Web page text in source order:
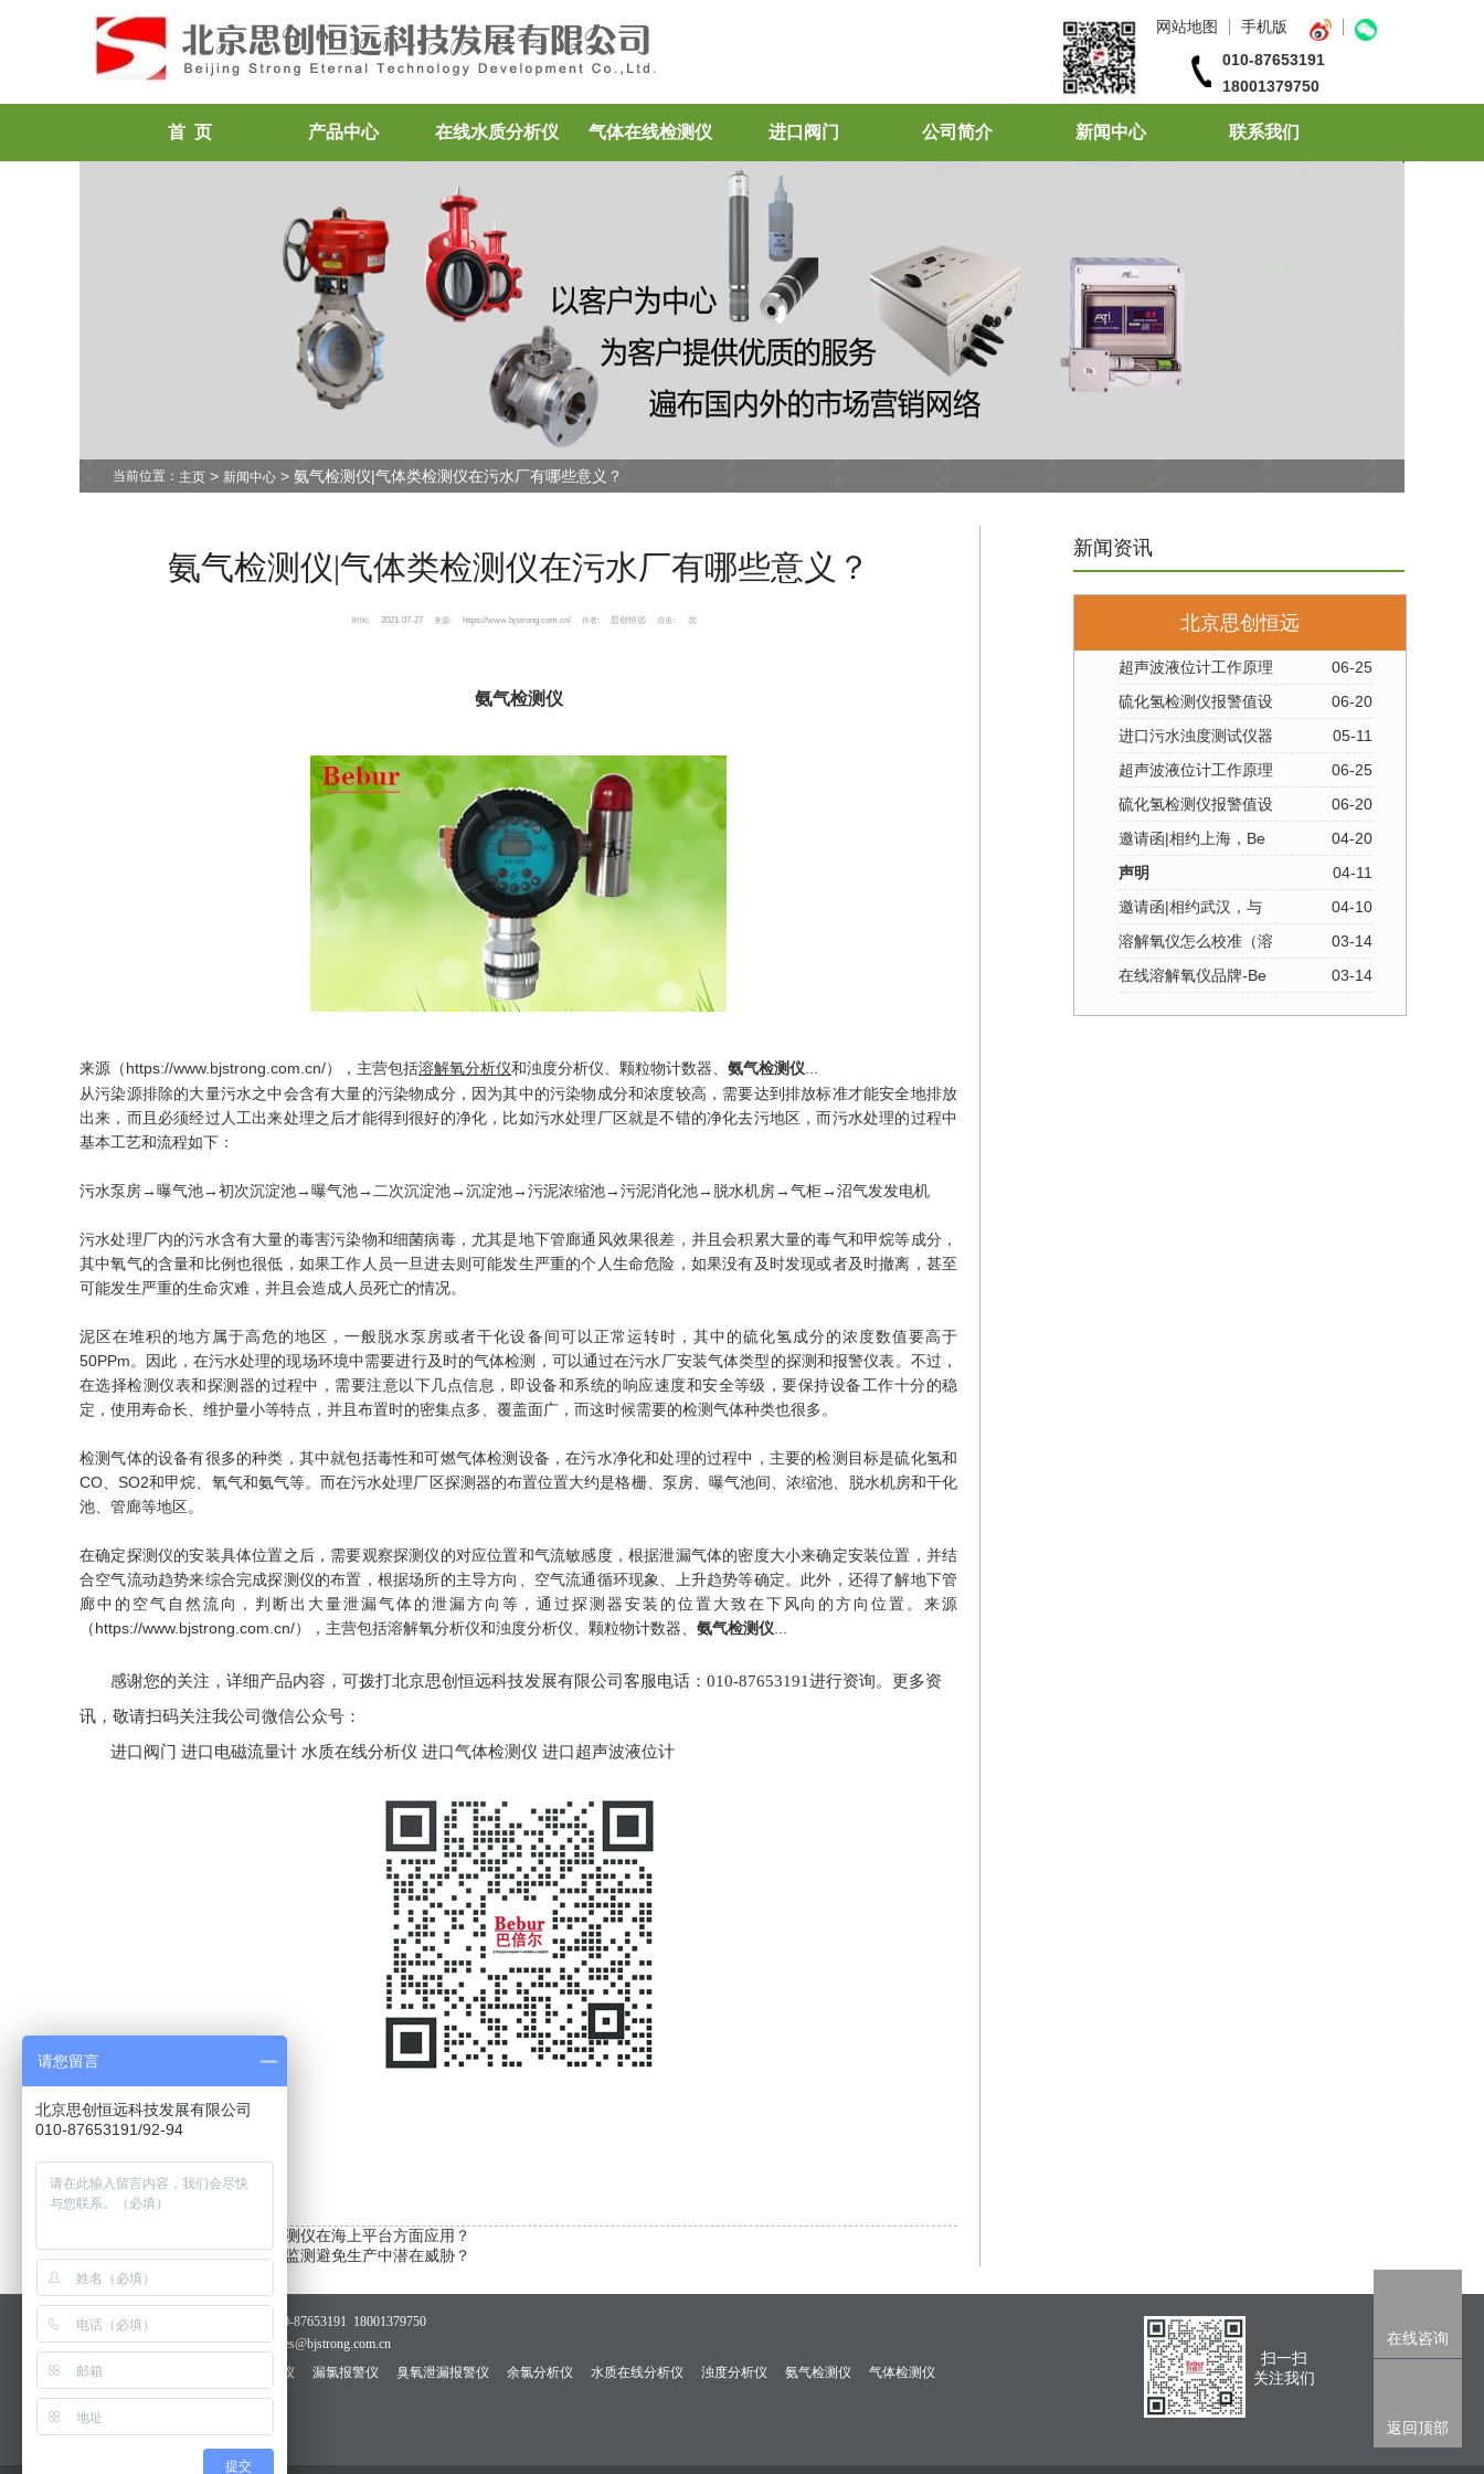
网站地图
手机版
010-87653191
18001379750
首 页 产品中心 在线水质分析仪 气体在线检测仪 进口阀门 公司简介 新闻中心 联系我们
当前位置： 主页 > 新闻中心 > 氨气检测仪|气体类检测仪在污水厂有哪些意义？
氨气检测仪|气体类检测仪在污水厂有哪些意义？
时间: 2021-07-27 来源: https://www.bjstrong.com.cn/ 作者: 思创恒远 点击: 次
氨气检测仪
来源（https://www.bjstrong.com.cn/），主营包括溶解氧分析仪和浊度分析仪、颗粒物计数器、 氨气检测仪
从污染源排除的大量污水之中会含有大量的污染物成分，因为其中的污染物成分和浓度较高，需要达到排放标准才能安全地排放
出来，而且必须经过人工出来处理之后才能得到很好的净化，比如污水处理厂区就是不错的净化去污地区，而污水处理的过程中
基本工艺和流程如下：
污水泵房→曝气池→初次沉淀池→曝气池→二次沉淀池→沉淀池→污泥浓缩池→污泥消化池→脱水机房→气柜→沼气发发电机
污水处理厂内的污水含有大量的毒害污染物和细菌病毒，尤其是地下管廊通风效果很差，并且会积累大量的毒气和甲烷等成分，
其中氧气的含量和比例也很低，如果工作人员一旦进去则可能发生严重的个人生命危险，如果没有及时发现或者及时撤离，甚至
可能发生严重的生命灾难，并且会造成人员死亡的情况。
泥区在堆积的地方属于高危的地区，一般脱水泵房或者干化设备间可以正常运转时，其中的硫化氢成分的浓度数值要高于
50PPm。因此，在污水处理的现场环境中需要进行及时的气体检测，可以通过在污水厂安装气体类型的探测和报警仪表。不过，
在选择检测仪表和探测器的过程中，需要注意以下几点信息，即设备和系统的响应速度和安全等级，要保持设备工作十分的稳
定，使用寿命长、维护量小等特点，并且布置时的密集点多、覆盖面广，而这时候需要的检测气体种类也很多。
检测气体的设备有很多的种类，其中就包括毒性和可燃气体检测设备，在污水净化和处理的过程中，主要的检测目标是硫化氢和
CO、SO2和甲烷、氧气和氨气等。而在污水处理厂区探测器的布置位置大约是格栅、泵房、曝气池间、浓缩池、脱水机房和干化
池、管廊等地区。
在确定探测仪的安装具体位置之后，需要观察探测仪的对应位置和气流敏感度，根据泄漏气体的密度大小来确定安装位置，并结
合空气流动趋势来综合完成探测仪的布置，根据场所的主导方向、空气流通循环现象、上升趋势等确定。此外，还得了解地下管
廊中的空气自然流向，判断出大量泄漏气体的泄漏方向等，通过探测器安装的位置大致在下风向的方向位置。来源
（https://www.bjstrong.com.cn/），主营包括溶解氧分析仪和浊度分析仪、颗粒物计数器、 氨气检测仪
感谢您的关注，详细产品内容，可拨打北京思创恒远科技发展有限公司客服电话：010-87653191进行资询。更多资
讯，敬请扫码关注我公司微信公众号：
进口阀门 进口电磁流量计 水质在线分析仪 进口气体检测仪 进口超声波液位计
氨气检测仪|可燃类检测仪在海上平台方面应用？
下一篇：氨气检测仪|如何通过监测避免生产中潜在威胁？
新闻资讯
北京思创恒远
超声波液位计工作原理
06-25
硫化氢检测仪报警值设
06-20
进口污水浊度测试仪器
05-11
超声波液位计工作原理
06-25
硫化氢检测仪报警值设
06-20
邀请函|相约上海，Be
04-20
声明
04-11
邀请函|相约武汉，与
04-10
溶解氧仪怎么校准（溶
03-14
在线溶解氧仪品牌-Be
03-14
联系我们
联系电话：010-87653191 18001379750
电子邮箱：sales@bjstrong.com.cn
相关推荐 进口气体检测仪 漏氯报警仪 臭氧泄漏报警仪 余氯分析仪 水质在线分析仪 浊度分析仪 氨气检测仪 气体检测仪
扫一扫
关注我们
在线咨询
返回顶部
请您留言
北京思创恒远科技发展有限公司
010-87653191/92-94
提交